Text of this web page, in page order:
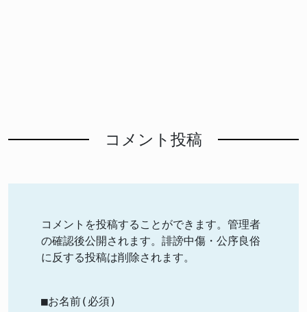
コメント投稿
コメントを投稿することができます。管理者
の確認後公開されます。誹謗中傷・公序良俗
に反する投稿は削除されます。
■お名前(必須)